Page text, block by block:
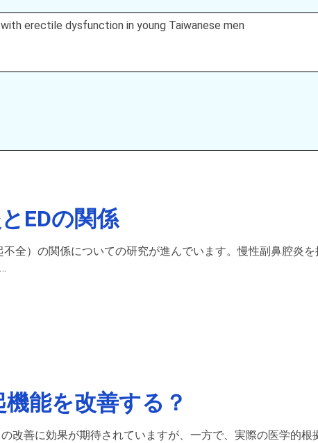
erectile dysfunction in young Taiwanese men
EDの関係
全）の関係についての研究が進んでいます。慢性副鼻腔炎を
能を改善する？
改善に効果が期待されていますが、一方で、実際の医学的根